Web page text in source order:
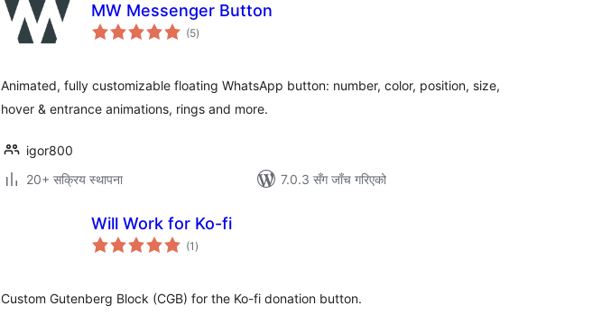
MW Messenger Button
(5कुल
रेटिङ्गहरू
)
Animated, fully customizable floating WhatsApp button: number, color, position, size,
hover & entrance animations, rings and more.
igor800
20+ सक्रिय स्थापना
7.0.3 सँग जाँच गरिएको
Will Work for Ko-fi
(1 कुल
रेटिङ्गहरू
)
Custom Gutenberg Block (CGB) for the Ko-fi donation button.